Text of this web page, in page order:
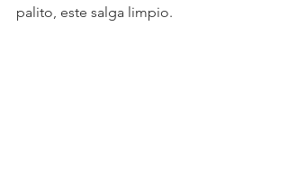
palito, este salga limpio.